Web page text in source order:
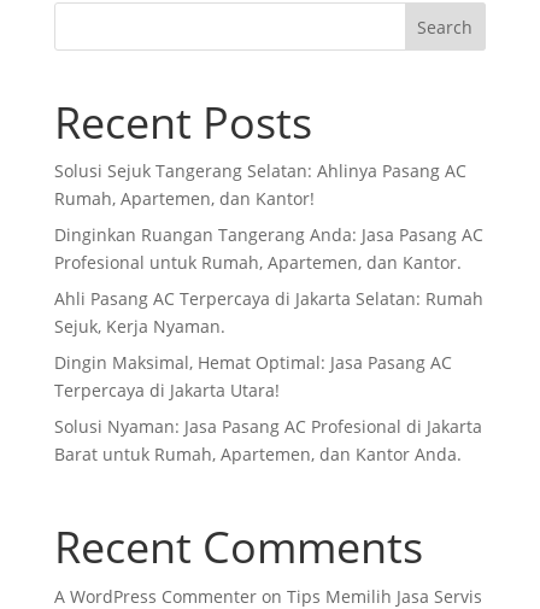
Search
Recent Posts
Solusi Sejuk Tangerang Selatan: Ahlinya Pasang AC
Rumah, Apartemen, dan Kantor!
Dinginkan Ruangan Tangerang Anda: Jasa Pasang AC
Profesional untuk Rumah, Apartemen, dan Kantor.
Ahli Pasang AC Terpercaya di Jakarta Selatan: Rumah
Sejuk, Kerja Nyaman.
Dingin Maksimal, Hemat Optimal: Jasa Pasang AC
Terpercaya di Jakarta Utara!
Solusi Nyaman: Jasa Pasang AC Profesional di Jakarta
Barat untuk Rumah, Apartemen, dan Kantor Anda.
Recent Comments
A WordPress Commenteron Tips Memilih Jasa Servis